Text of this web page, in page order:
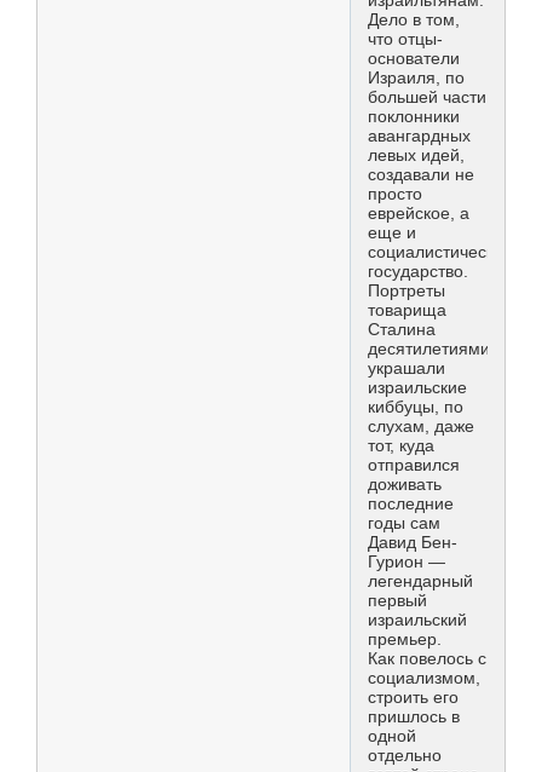
Дело в том,
что отцы-
основатели
Израиля, по
большей части
поклонники
авангардных
левых идей,
создавали не
просто
еврейское, а
еще и
социалистическое
государство.
Портреты
товарища
Сталина
десятилетиями
украшали
израильские
киббуцы, по
слухам, даже
тот, куда
отправился
доживать
последние
годы сам
Давид Бен-
Гурион —
легендарный
первый
израильский
премьер.
Как повелось с
социализмом,
строить его
пришлось в
одной
отдельно